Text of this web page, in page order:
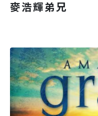
麥浩輝弟兄